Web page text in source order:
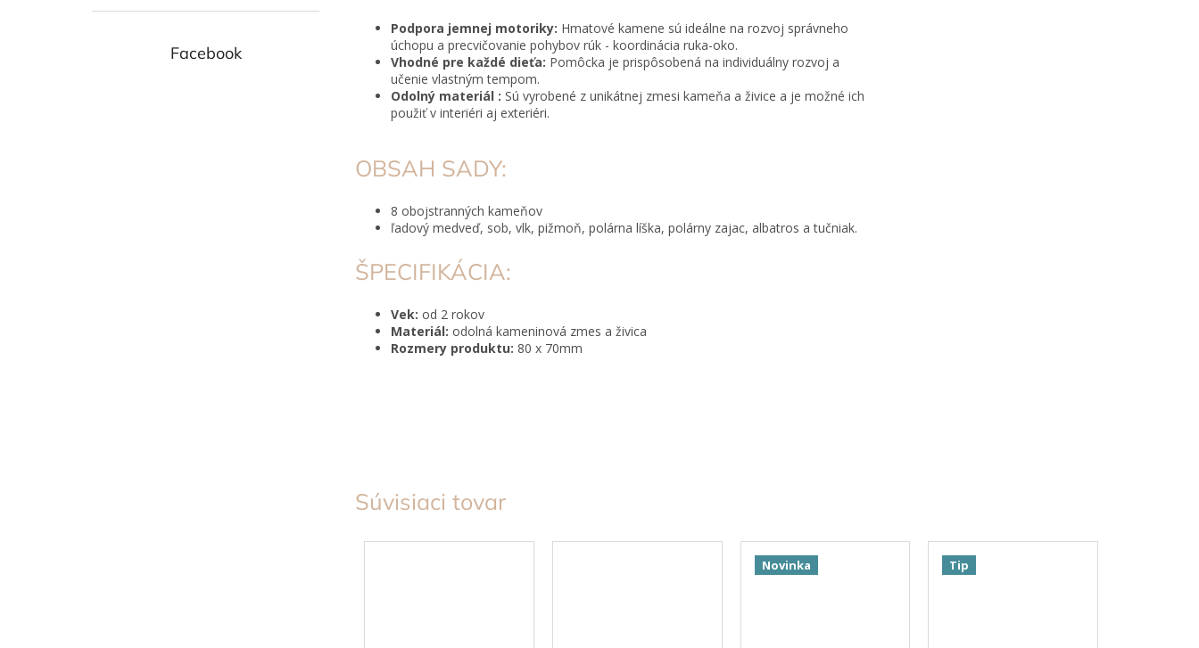
Facebook
Súvisiaci tovar
Novinka Tip
Podpora jemnej motoriky: Hmatové kamene sú ideálne na rozvoj správneho
úchopu a precvičovanie pohybov rúk - koordinácia ruka-oko.
Vhodné pre každé dieťa: Pomôcka je prispôsobená na individuálny rozvoj a
učenie vlastným tempom.
Odolný materiál : Sú vyrobené z unikátnej zmesi kameňa a živice a je možné ich
použiť v interiéri aj exteriéri.
OBSAH SADY:
8 obojstranných kameňov
ľadový medveď, sob, vlk, pižmoň, polárna líška, polárny zajac, albatros a tučniak.
ŠPECIFIKÁCIA:
Vek: od 2 rokov
Materiál: odolná kameninová zmes a živica
Rozmery produktu: 80 x 70mm